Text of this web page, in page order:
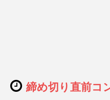
締め切り直前コ